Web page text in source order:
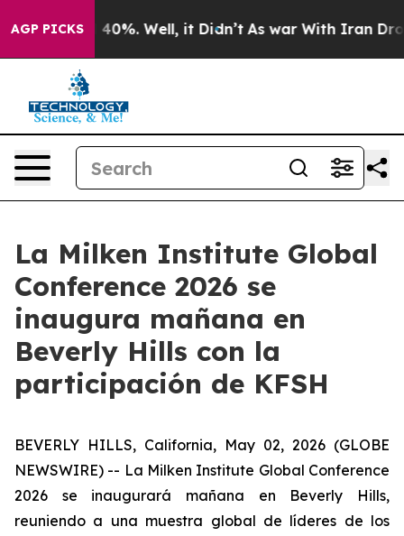
AGP PICKS
Around 40%. Well, it Didn’t As war With Iran Drove
La Milken Institute Global
Conference 2026 se
inaugura mañana en
Beverly Hills con la
participación de KFSH
BEVERLY HILLS, California, May 02, 2026 (GLOBE
NEWSWIRE) -- La Milken Institute Global Conference
2026 se inaugurará mañana en Beverly Hills,
reuniendo a una muestra global de líderes de los